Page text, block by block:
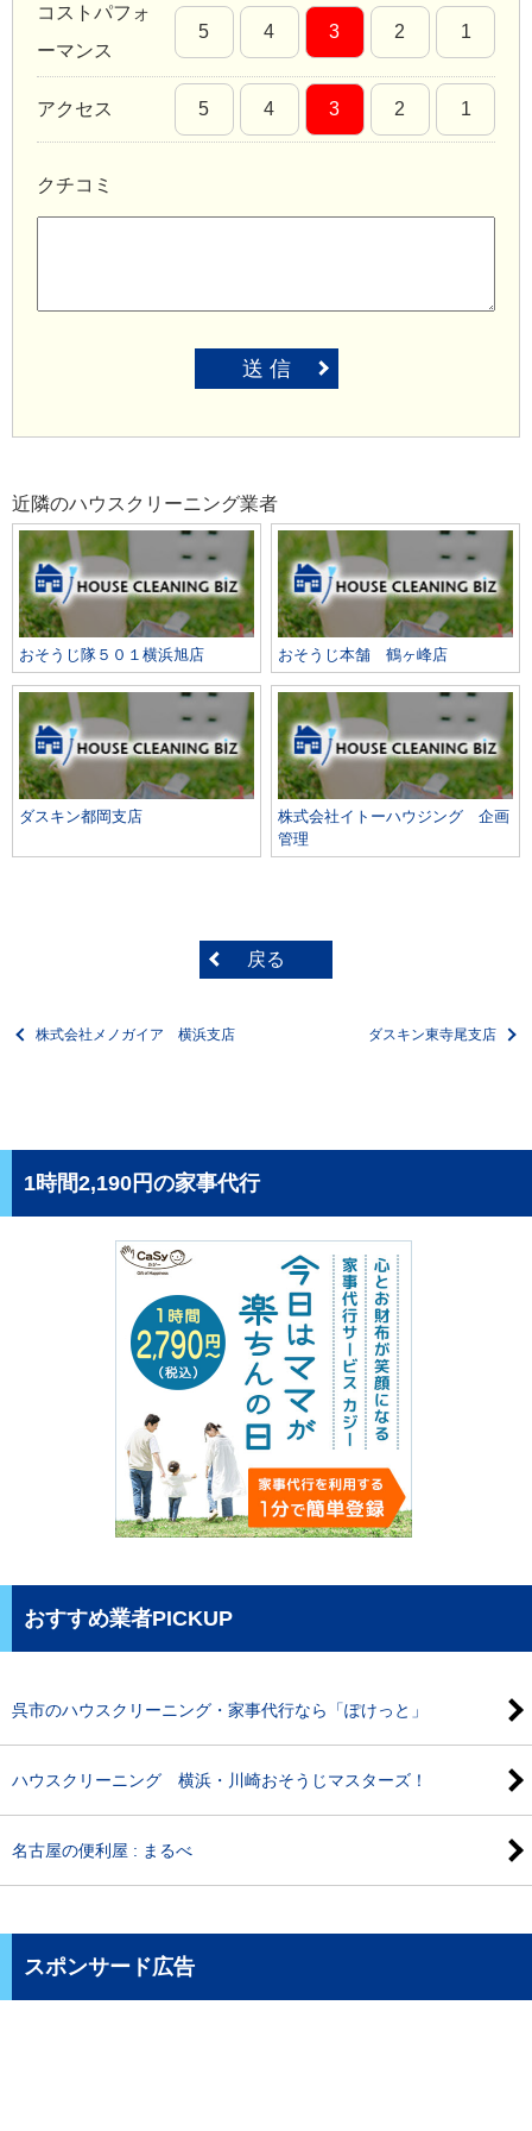
コストパフォ
ーマンス
5 4 3 2 1
アクセス 5 4 3 2 1
クチコミ
送 信
近隣のハウスクリーニング業者
おそうじ隊５０１横浜旭店 おそうじ本舗 鶴ヶ峰店
ダスキン都岡支店
株式会社イトーハウジング 企画
管理
戻る
株式会社メノガイア 横浜支店 ダスキン東寺尾支店
1時間2,190円の家事代行
おすすめ業者PICKUP
呉市のハウスクリーニング・家事代行なら「ぽけっと」
ハウスクリーニング 横浜・川崎おそうじマスターズ！
名古屋の便利屋 : まるべ
スポンサード広告